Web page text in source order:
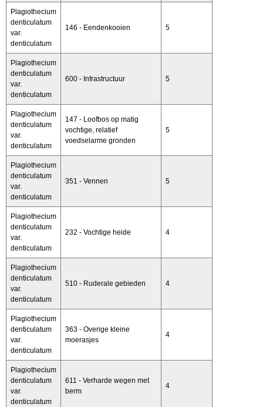
Plagiothecium
denticulatum
var.
denticulatum
146 - Eendenkooien 5
Plagiothecium
denticulatum
var.
denticulatum
600 - Infrastructuur 5
Plagiothecium
denticulatum
var.
denticulatum
147 - Loofbos op matig
vochtige, relatief
voedselarme gronden
5
Plagiothecium
denticulatum
var.
denticulatum
351 - Vennen 5
Plagiothecium
denticulatum
var.
denticulatum
232 - Vochtige heide 4
Plagiothecium
denticulatum
var.
denticulatum
510 - Ruderale gebieden 4
Plagiothecium
denticulatum
var.
denticulatum
363 - Overige kleine
moerasjes
4
Plagiothecium
denticulatum
var.
denticulatum
611 - Verharde wegen met
berm
4